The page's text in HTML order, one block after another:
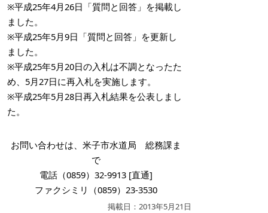
※平成25年4月26日「質問と回答」を掲載し
ました。
※平成25年5月9日「質問と回答」を更新し
ました。
※平成25年5月20日の入札は不調となったた
め、5月27日に再入札を実施します。
※平成25年5月28日再入札結果を公表しまし
た。
お問い合わせは、米子市水道局 総務課ま
で
電話（0859）32-9913 [直通]
ファクシミリ（0859）23-3530
掲載日：2013年5月21日